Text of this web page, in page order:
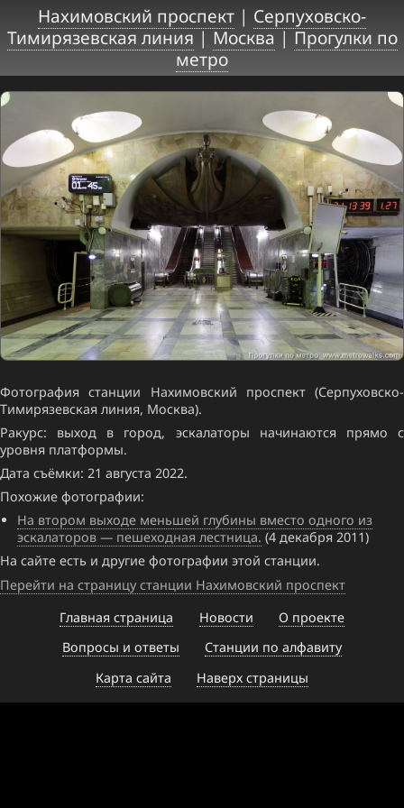
Нахимовский проспект | Серпуховско-
Тимирязевская линия|Москва|Прогулки по
метро
Фотография станции Нахимовский проспект (Серпуховско-
Тимирязевская линия, Москва).
Ракурс: выход в город, эскалаторы начинаются прямо с
уровня платформы.
Дата съёмки: 21 августа 2022.
Похожие фотографии:
На втором выходе меньшей глубины вместо одного из
эскалаторов — пешеходная лестница. (4 декабря 2011)
На сайте есть и другие фотографии этой станции.
Перейти на страницу станции Нахимовский проспект
Главная страница
Новости
О проекте
Вопросы и ответы
Станции по алфавиту
Карта сайта
Наверх страницы